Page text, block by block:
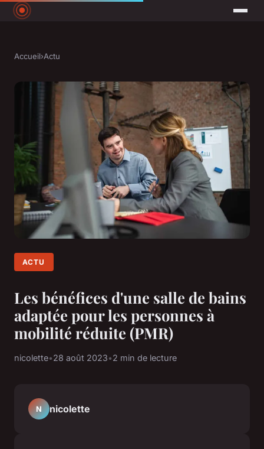
Accueil›Actu
ACTU
Les bénéfices d'une salle de bains
adaptée pour les personnes à
mobilité réduite (PMR)
nicolette•28 août 2023•2 min de lecture
N nicolette